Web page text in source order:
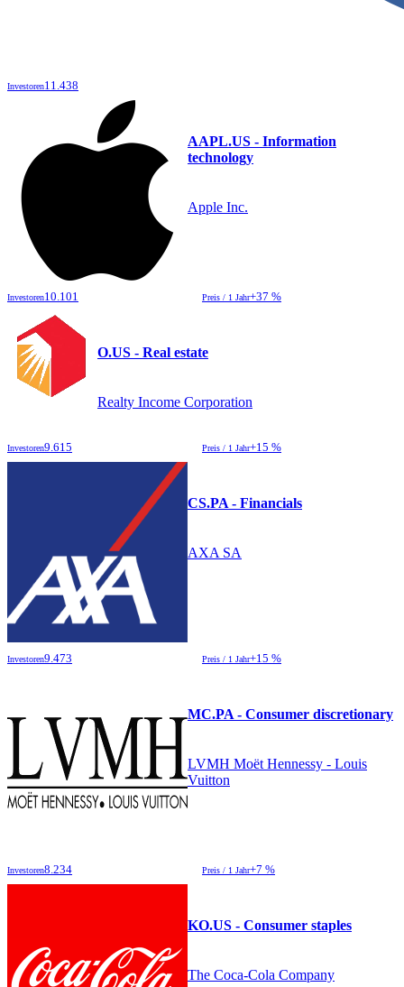
Investoren11.438
AAPL.US - Information
technology
Apple Inc.
Investoren10.101 Preis / 1 Jahr+37 %
O.US - Real estate
Realty Income Corporation
Investoren9.615 Preis / 1 Jahr+15 %
CS.PA - Financials
AXA SA
Investoren9.473 Preis / 1 Jahr+15 %
MC.PA - Consumer discretionary
LVMH Moët Hennessy - Louis
Vuitton
Investoren8.234 Preis / 1 Jahr+7 %
KO.US - Consumer staples
The Coca-Cola Company